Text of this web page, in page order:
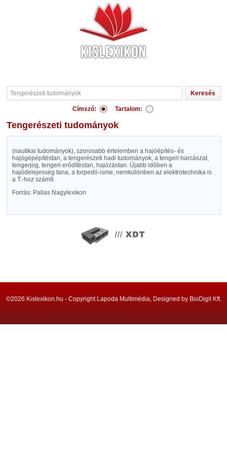
Címszó: Tartalom:
Tengerészeti tudományok
(nautikai tudományok), szorosabb értelemben a hajóépítés- és
hajógépépítéstan, a tengerészeti hadi tudományok, a tengeri harcászat,
tengerjog, tengeri erődítéstan, hajózástan. Újabb időben a
hajódelejesség tana, a torpedó-isme, nemkülönben az elektrotechnika is
a T.-hoz számít.
Forrás: Pallas Nagylexikon
©2026 Kislexikon.hu - Copyright Lapoda Multimédia, Designed by BioDigit Kft.